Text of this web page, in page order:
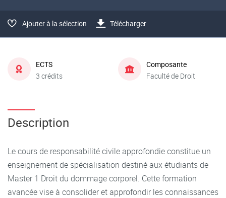
Ajouter à la sélection Télécharger
ECTS
3 crédits
Composante
Faculté de Droit
Description
Le cours de responsabilité civile approfondie constitue un
enseignement de spécialisation destiné aux étudiants de
Master 1 Droit du dommage corporel. Cette formation
avancée vise à consolider et approfondir les connaissances